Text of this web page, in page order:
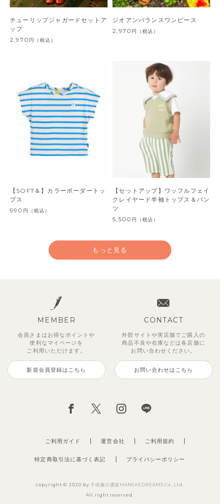
チューリップジャガードセットア
ップ
2,970 円 （税込）
ジオアンバランスワンピース
2,970 円 （税込）
【SOFT＆】カラーボーダートッ
プス
990 円 （税込）
【セットアップ】ワッフルフェイ
クレイヤード半袖トップス＆パン
ツ
5,500 円 （税込）
990円 （税込）
3,850
（税込）
もっと見る
MEMBER
会員さまはお得なポイントや
便利な マイページを
ご利用いただけます。
新規会員登録はこちら
CONTACT
外部サイトや実店舗でご購入の
商品不良や在庫などは各店舗に
お問い合わせください。
お問い合わせはこちら
ご利用ガイド 運営会社
特定商取引法に基づく表記 プライバシーポリシー
ご利用規約
copyright © 2020 by子供服の通販HANSAEDREAMS Co.,Ltd.
All right reserved.